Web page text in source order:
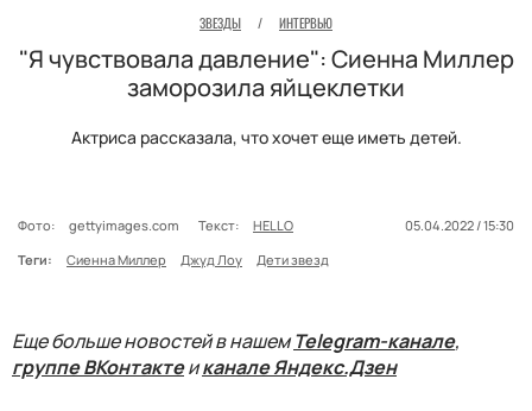
ЗВЕЗДЫ / ИНТЕРВЬЮ
"Я чувствовала давление": Сиенна Миллер
заморозила яйцеклетки
Актриса рассказала, что хочет еще иметь детей.
Фото: gettyimages.com Текст: HELLO
05.04.2022 / 15:30
Теги:
Сиенна Миллер Джуд Лоу Дети звезд
Еще больше новостей в нашемTelegram-канале,
группе ВКонтактеиканале Яндекс.Дзен